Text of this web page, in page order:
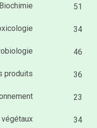
51
34
46
36
produits
23
34